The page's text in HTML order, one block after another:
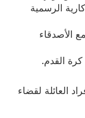
الرسمية
القدم.
العائلة لقضاء